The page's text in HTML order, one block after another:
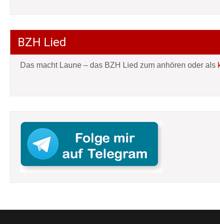
BZH Lied
Das macht Laune – das BZH Lied zum anhören oder als